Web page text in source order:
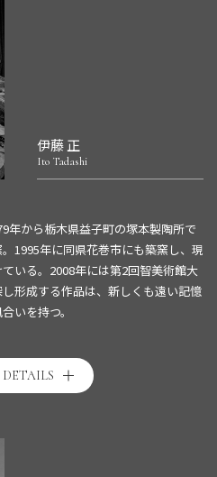
伊藤 正
Ito Tadashi
年から栃木県益子町の塚本製陶所で
1995年に同県花巻市にも築窯し、現
いる。2008年には第2回智美術館大
形成する作品は、新しくも遠い記憶
いを持つ。
DETAILS